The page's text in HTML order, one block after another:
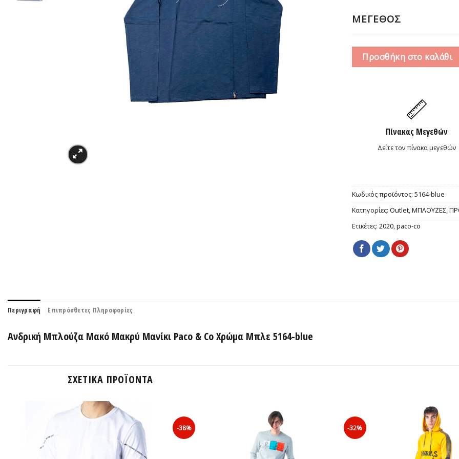
ΜΕΓΕΘΟΣ
Προσθήκη στο καλάθι
Πίνακας Μεγεθών
Δείτε τον πίνακα μεγεθών
Κωδικός προϊόντος: 5164-blue
Κατηγορίες: Outlet,ΜΠΛΟΥΖΕΣ,
Ετικέτες: 2020,paco-co
Περιγραφή Επιπρόσθετες Πληροφορίες
Ανδρική Μπλούζα Mακό Μακρύ Μανίκι Paco & Co Χρώμα Μπλε 5164-blue
ΣΧΕΤΙΚΆ ΠΡΟΪΌΝΤΑ
-38% -32%